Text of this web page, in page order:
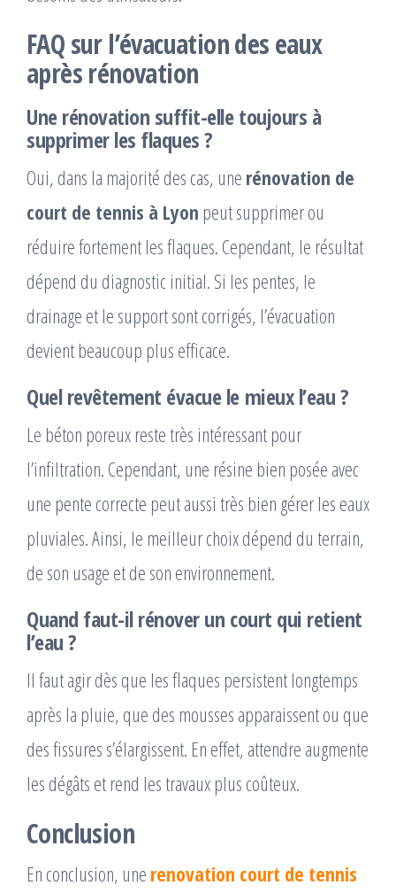
FAQ sur l’évacuation des eaux
après rénovation
Une rénovation suffit-elle toujours à
supprimer les flaques ?
Oui, dans la majorité des cas, une rénovation de
court de tennis à Lyon peut supprimer ou
réduire fortement les flaques. Cependant, le résultat
dépend du diagnostic initial. Si les pentes, le
drainage et le support sont corrigés, l’évacuation
devient beaucoup plus efficace.
Quel revêtement évacue le mieux l’eau ?
Le béton poreux reste très intéressant pour
l’infiltration. Cependant, une résine bien posée avec
une pente correcte peut aussi très bien gérer les eaux
pluviales. Ainsi, le meilleur choix dépend du terrain,
de son usage et de son environnement.
Quand faut-il rénover un court qui retient
l’eau ?
Il faut agir dès que les flaques persistent longtemps
après la pluie, que des mousses apparaissent ou que
des fissures s’élargissent. En effet, attendre augmente
les dégâts et rend les travaux plus coûteux.
Conclusion
En conclusion, une renovation court de tennis